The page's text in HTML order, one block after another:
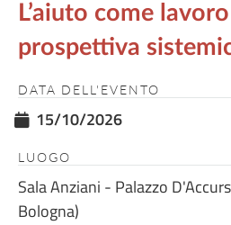
L’aiuto come
prospettiva
DATA DELL'EVENTO
15/10/2026
LUOGO
Sala Anziani - Palazzo
Bologna)